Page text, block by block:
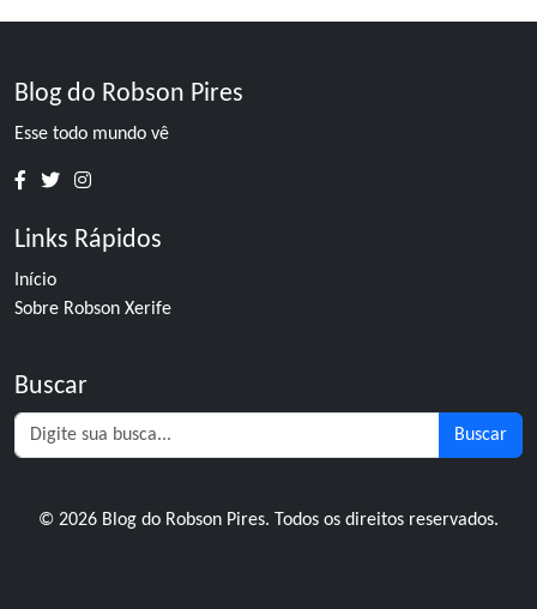
Blog do Robson Pires
Esse todo mundo vê
Links Rápidos
Início
Sobre Robson Xerife
Buscar
Buscar
© 2026 Blog do Robson Pires. Todos os direitos reservados.